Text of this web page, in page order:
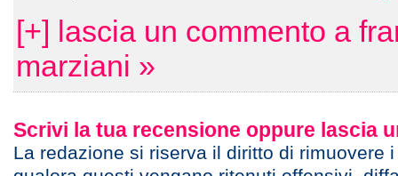
[+] lascia un commento a
marziani »
Scrivi la tua recensione oppure lascia
La redazione si riserva il diritto di rimuovere